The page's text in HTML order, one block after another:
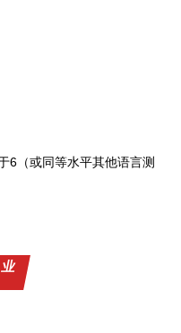
6（或同等水平其他语言测